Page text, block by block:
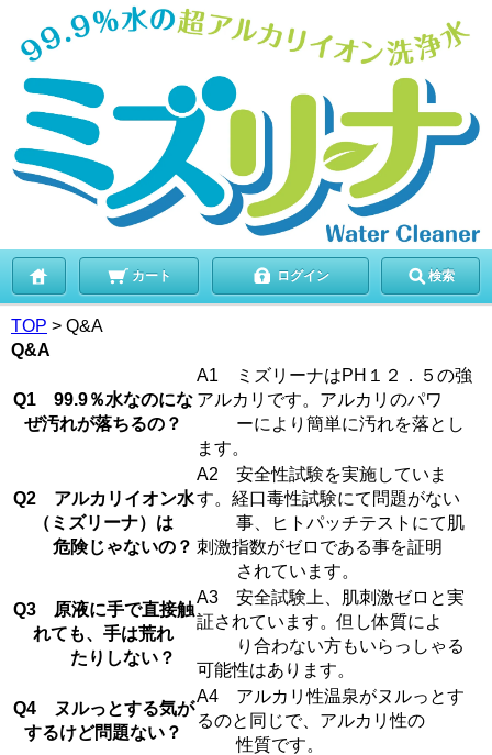
カート ログイン 検索
TOP > Q&A
Q&A
Q1 99.9％水なのにな
ぜ汚れが落ちるの？
A1 ミズリーナはPH１２．５の強
アルカリです。アルカリのパワ
ーにより簡単に汚れを落とし
ます。
Q2 アルカリイオン水
（ミズリーナ）は
危険じゃないの？
A2 安全性試験を実施していま
す。経口毒性試験にて問題がない
事、ヒトパッチテストにて肌
刺激指数がゼロである事を証明
されています。
Q3 原液に手で直接触
れても、手は荒れ
たりしない？
A3 安全試験上、肌刺激ゼロと実
証されています。但し体質によ
り合わない方もいらっしゃる
可能性はあります。
Q4 ヌルっとする気が
するけど問題ない？
A4 アルカリ性温泉がヌルっとす
るのと同じで、アルカリ性の
性質です。